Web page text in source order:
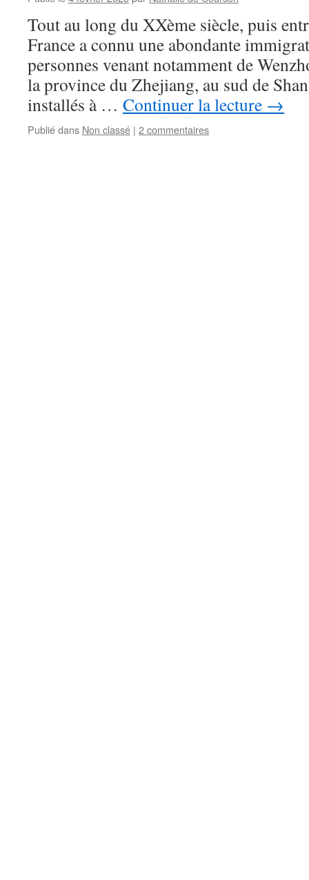
Tout au long du XXème siècle, puis
France a connu une abondante
personnes venant notamment de
la province du Zhejiang, au sud de
installés à … Continuer la lecture →
Publié dans Non classé | 2 commentaires